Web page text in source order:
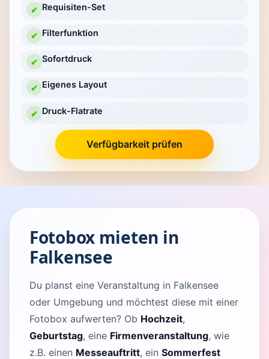
✔ Requisiten-Set
✔ Filterfunktion
✔ Sofortdruck
✔ Eigenes Layout
✔ Druck-Flatrate
Verfügbarkeit prüfen
Fotobox mieten in
Falkensee
Du planst eine Veranstaltung in Falkensee
oder Umgebung und möchtest diese mit einer
Fotobox aufwerten? Ob Hochzeit,
Geburtstag, eine Firmenveranstaltung, wie
z.B. einen Messeauftritt, ein Sommerfest